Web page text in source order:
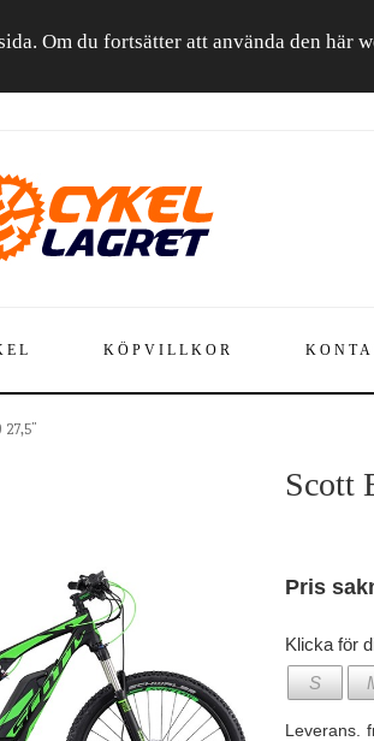
Om du fortsätter att använda den här
KÖPVILLKOR
27,5"
Scott
Pris
Klicka för
S
Leverans.